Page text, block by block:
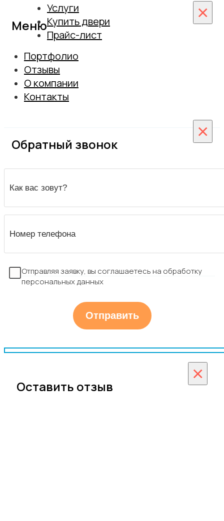
×
Меню
Услуги
Монтаж
Установка дверей из массива
Монтаж скрытых дверей
Замер
Купить двери
Межкомнатные двери
Входные двери
Прайс-лист
Портфолио
Отзывы
О компании
Сотрудничество
Контакты
×
Обратный звонок
Отправляя заявку, вы соглашаетесь на обработку
персональных данных
×
Оставить отзыв